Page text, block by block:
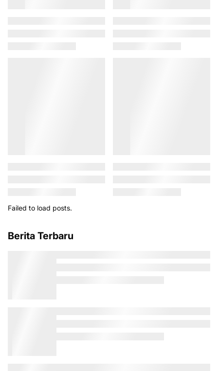
Failed to load posts.
Berita Terbaru